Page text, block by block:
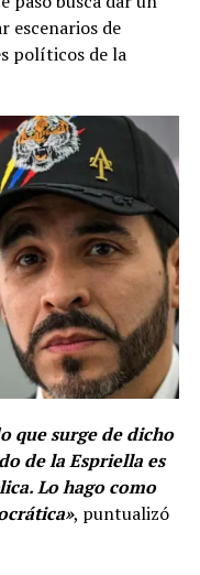
escenarios de
políticos de la
que surge de dicho
de la Espriella es
Lo hago como
, puntualizó